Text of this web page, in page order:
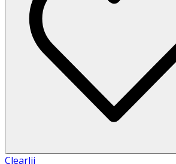
Clearlii